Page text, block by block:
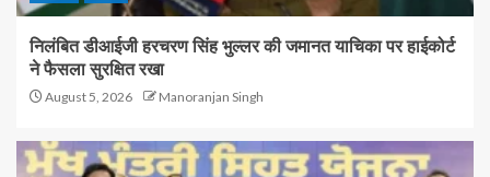
निलंबित डीआईजी हरचरण सिंह भुल्लर की जमानत याचिका पर हाईकोर्ट
ने फैसला सुरक्षित रखा
August 5, 2026 Manoranjan Singh